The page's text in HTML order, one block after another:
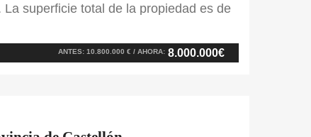
superficie total de la propiedad es de
ANTES: 10.800.000 € / AHORA: 8.000.000€